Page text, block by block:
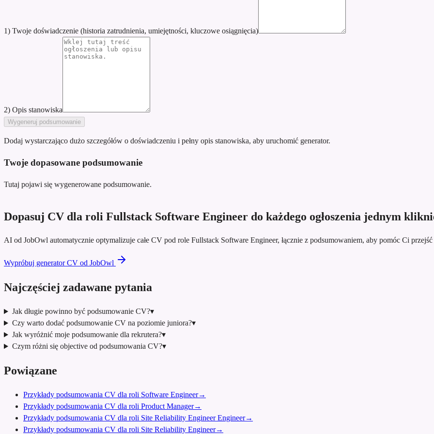
1) Twoje doświadczenie (historia zatrudnienia, umiejętności, kluczowe osiągnięcia)
2) Opis stanowiska
Wygeneruj podsumowanie
Dodaj wystarczająco dużo szczegółów o doświadczeniu i pełny opis stanowiska, aby uruchomić generator.
Twoje dopasowane podsumowanie
Tutaj pojawi się wygenerowane podsumowanie.
Dopasuj CV dla roli Fullstack Software Engineer do każdego ogłoszenia jednym
AI od JobOwl automatycznie optymalizuje całe CV pod role Fullstack Software Engineer, łącznie z podsumowaniem, aby pomóc Ci
Wypróbuj generator CV od JobOwl
Najczęściej zadawane pytania
Jak długie powinno być podsumowanie CV?▾
Czy warto dodać podsumowanie CV na poziomie juniora?▾
Jak wyróżnić moje podsumowanie dla rekrutera?▾
Czym różni się objective od podsumowania CV?▾
Powiązane
Przykłady podsumowania CV dla roli Software Engineer→
Przykłady podsumowania CV dla roli Product Manager→
Przykłady podsumowania CV dla roli Site Reliability Engineer Engineer→
Przykłady podsumowania CV dla roli Site Reliability Engineer→